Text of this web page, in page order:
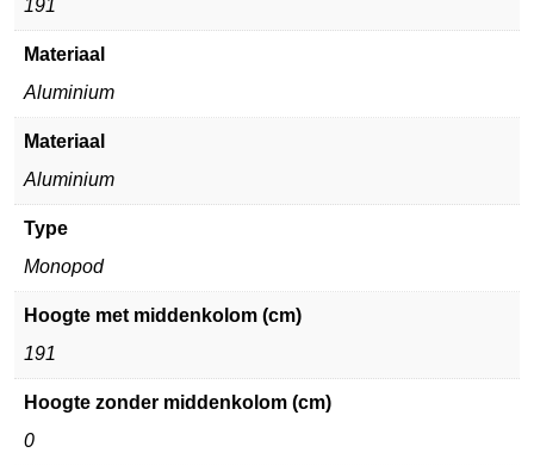
191
Materiaal
Aluminium
Materiaal
Aluminium
Type
Monopod
Hoogte met middenkolom (cm)
191
Hoogte zonder middenkolom (cm)
0